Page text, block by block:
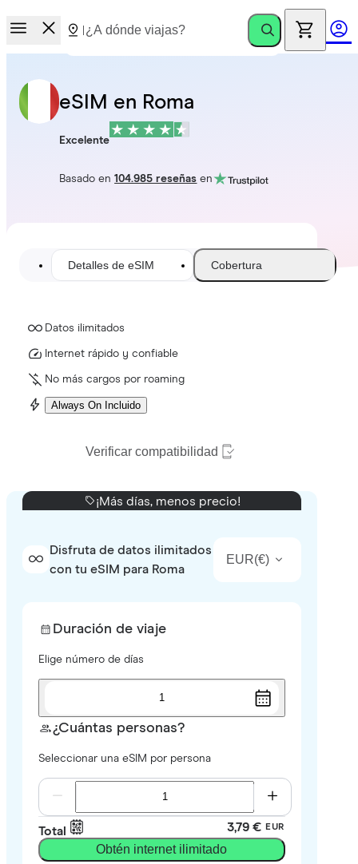
eSIM en Roma
Excelente
Basado en104.985 reseñas en
Detalles de eSIM Cobertura
Datos ilimitados
Internet rápido y confiable
No más cargos por roaming
Always On Incluido
Verificar compatibilidad
¡Más días, menos precio!
Disfruta de datos ilimitados
con tu eSIM para Roma
EUR(€)
Duración de viaje
Elige número de días
1
¿Cuántas personas?
Seleccionar una eSIM por persona
Total 3,79 € EUR
Obtén internet ilimitado